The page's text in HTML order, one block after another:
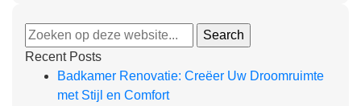
Recent Posts
Badkamer Renovatie: Creëer Uw Droomruimte
met Stijl en Comfort